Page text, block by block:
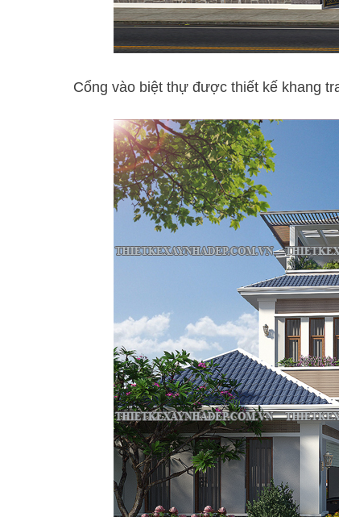
Cổng vào biệt thự được thiết kế khang